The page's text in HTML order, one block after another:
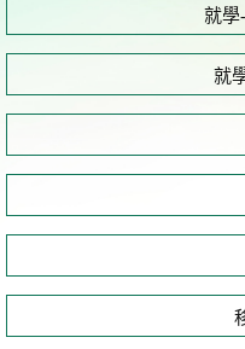
就學
就